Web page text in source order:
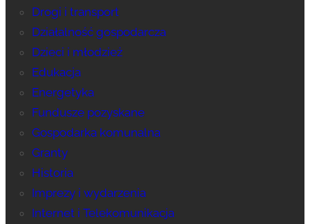
Drogi i transport
Działalność gospodarcza
Dzieci i młodzież
Edukacja
Energetyka
Fundusze pozyskane
Gospodarka komunalna
Granty
Historia
Imprezy i wydarzenia
Internet i Telekomunikacja